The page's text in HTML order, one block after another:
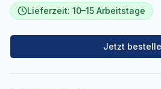
Lieferzeit: 10–15 Arbeitstage
Jetzt